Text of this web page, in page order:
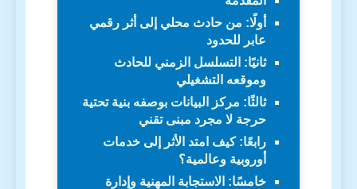
أولًا: من حادث محلي إلى أثر رقمي
عابر للحدود
ثانيًا: التسلسل الزمني للحادث
وموقعه التشغيلي
ثالثًا: مركز البيانات بوصفه بنية تحتية
حرجة لا مجرد مبنى تقني
رابعًا: كيف امتد الأثر إلى خدمات
أوروبية وعالمية؟
خامسًا: الاستجابة المهنية وإدارة